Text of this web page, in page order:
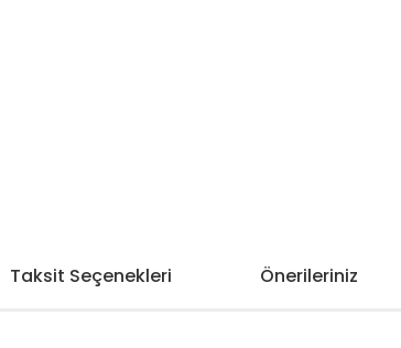
Taksit Seçenekleri Önerileriniz